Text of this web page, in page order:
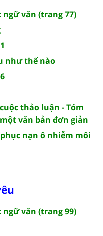
văn (trang 77)
như thế nào
thảo luận - Tóm
văn bản đơn giản
nạn ô nhiễm môi
văn (trang 99)